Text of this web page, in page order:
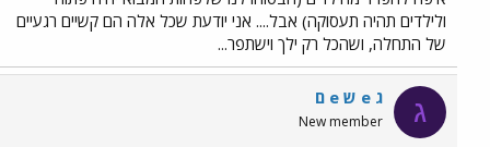
ולילדים תהיה תעסוקה) אבל.... אני יודעת שכל אלה הם קשיים רגעיים
של התחלה, ושהכל רק ילך וישתפר...
ג ג e ש e ם
New member